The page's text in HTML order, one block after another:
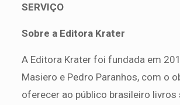
SERVIÇO
Sobre a Editora Krater
A Editora Krater foi fundada em
Masiero e Pedro Paranhos, com o
oferecer ao público brasileiro livros